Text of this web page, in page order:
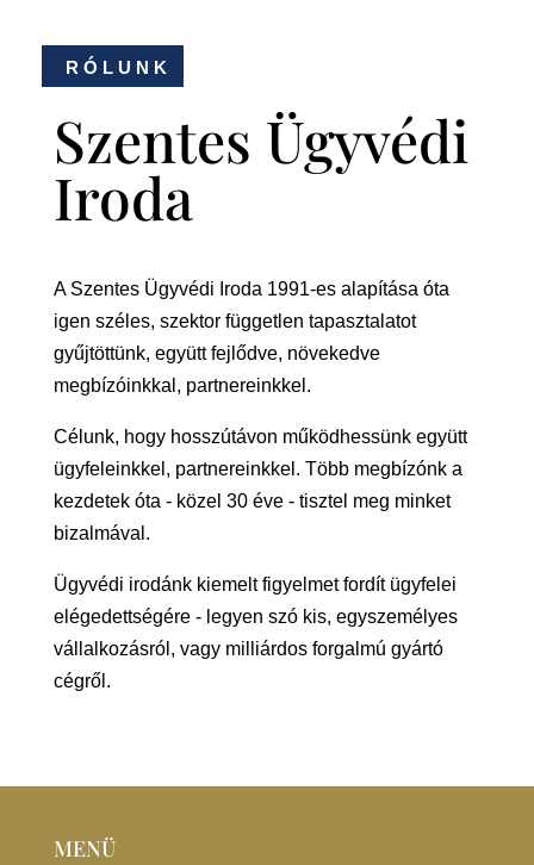
RÓLUNK
Szentes Ügyvédi
Iroda
A Szentes Ügyvédi Iroda 1991-es alapítása óta
igen széles, szektor független tapasztalatot
gyűjtöttünk, együtt fejlődve, növekedve
megbízóinkkal, partnereinkkel.
Célunk, hogy hosszútávon működhessünk együtt
ügyfeleinkkel, partnereinkkel. Több megbízónk a
kezdetek óta - közel 30 éve - tisztel meg minket
bizalmával.
Ügyvédi irodánk kiemelt figyelmet fordít ügyfelei
elégedettségére - legyen szó kis, egyszemélyes
vállalkozásról, vagy milliárdos forgalmú gyártó
cégről.
MENÜ